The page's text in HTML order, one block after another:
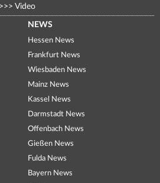
>>> Video
NEWS
Hessen News
Frankfurt News
Wiesbaden News
Mainz News
Kassel News
Darmstadt News
Offenbach News
Gießen News
Fulda News
Bayern News